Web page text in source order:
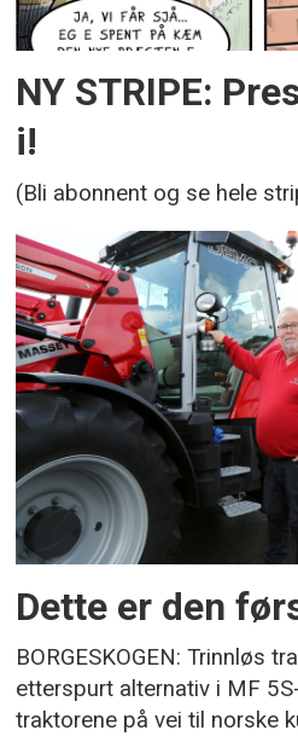
NY STRIPE:
i!
(Bli abonnent og se hele
Dette er den
BORGESKOGEN: Trinnløs
etterspurt alternativ i MF
traktorene på vei til norske